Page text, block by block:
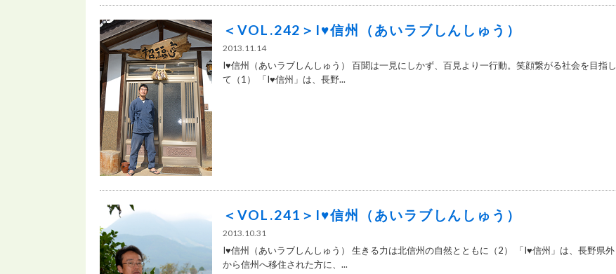
＜VOL.242＞I♥信州（あいラブしんしゅう）
2013.11.14
I♥信州（あいラブしんしゅう） 百聞は一見にしかず、百見より一行動。笑顔繋がる社会を目指し
て（1） 「I♥信州」は、長野...
＜VOL.241＞I♥信州（あいラブしんしゅう）
2013.10.31
I♥信州（あいラブしんしゅう） 生きる力は北信州の自然とともに（2） 「I♥信州」は、長野県外
から信州へ移住された方に、...